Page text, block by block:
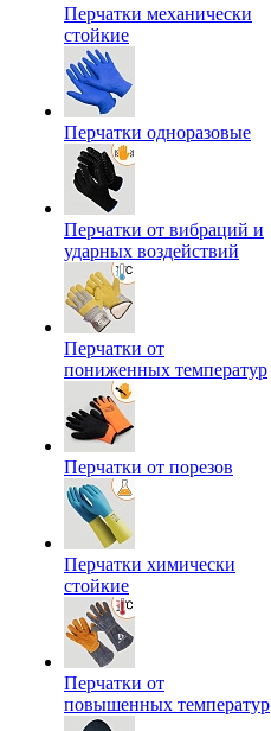
Перчатки механически
стойкие
Перчатки одноразовые
Перчатки от вибраций и
ударных воздействий
Перчатки от
пониженных температур
Перчатки от порезов
Перчатки химически
стойкие
Перчатки от
повышенных температур